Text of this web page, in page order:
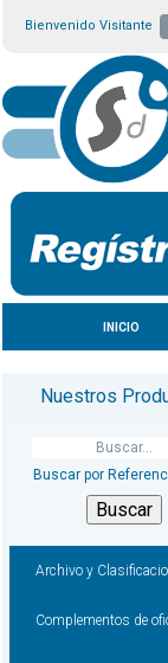
Bienvenido Visitante
INICIO
Nuestros
Buscar por
Archivo y
Complementos de